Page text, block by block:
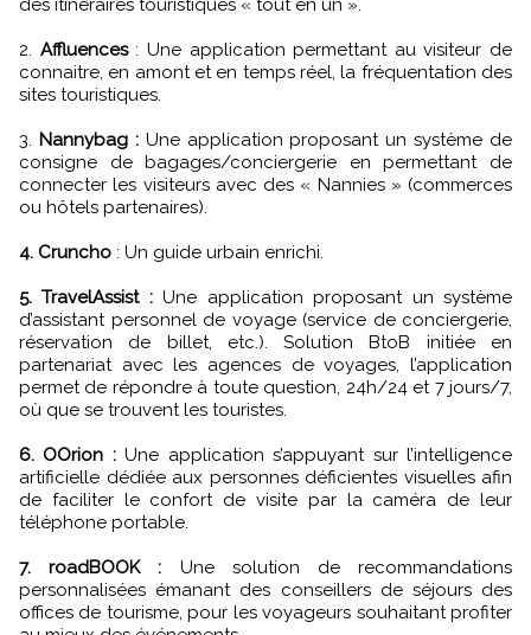
2. Affluences: Une application permettant au visiteur de
connaitre, en amont et en temps réel, la fréquentation des
sites touristiques.
3. Nannybag :Une application proposant un système de
consigne de bagages/conciergerie en permettant de
connecter les visiteurs avec des « Nannies » (commerces
ou hôtels partenaires).
4. Cruncho : Un guide urbain enrichi.
5. TravelAssist :Une application proposant un système
d’assistant personnel de voyage (service de conciergerie,
réservation de billet, etc.). Solution BtoB initiée en
partenariat avec les agences de voyages, l’application
permet de répondre à toute question, 24h/24 et 7 jours/7,
où que se trouvent les touristes.
6. OOrion :Une application s’appuyant sur l’intelligence
artificielle dédiée aux personnes déficientes visuelles afin
de faciliter le confort de visite par la caméra de leur
téléphone portable.
7. roadBOOK : Une solution de recommandations
personnalisées émanant des conseillers de séjours des
offices de tourisme, pour les voyageurs souhaitant profiter